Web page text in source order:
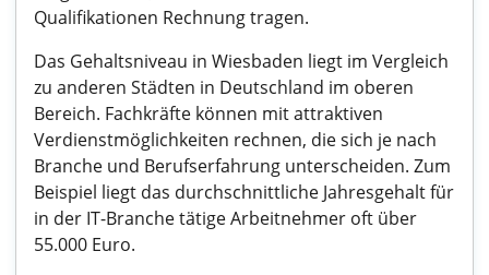
Qualifikationen Rechnung tragen.
Das Gehaltsniveau in Wiesbaden liegt im Vergleich
zu anderen Städten in Deutschland im oberen
Bereich. Fachkräfte können mit attraktiven
Verdienstmöglichkeiten rechnen, die sich je nach
Branche und Berufserfahrung unterscheiden. Zum
Beispiel liegt das durchschnittliche Jahresgehalt für
in der IT-Branche tätige Arbeitnehmer oft über
55.000 Euro.